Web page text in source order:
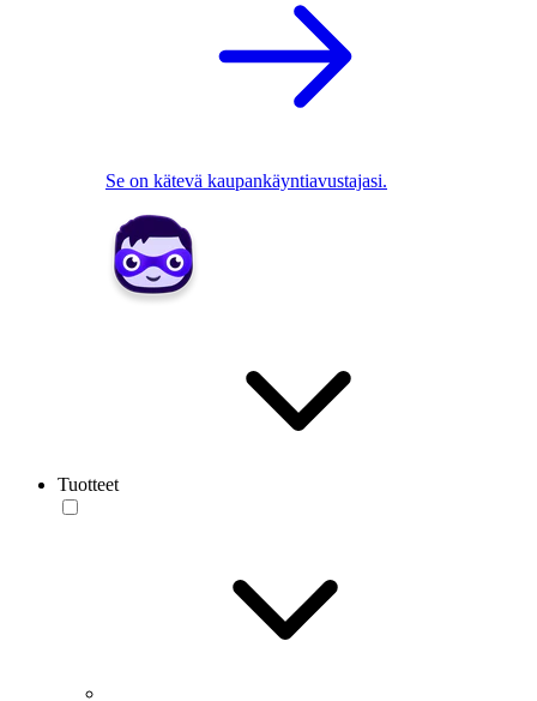
Se on kätevä kaupankäyntiavustajasi.
Tuotteet